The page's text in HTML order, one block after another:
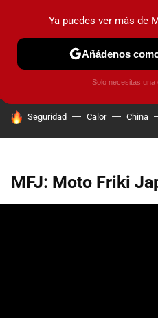
PRUEBAS COCHES
HOY SE HABLA DE
Seguridad Calor China
MFJ: Moto Friki
Ya puedes ver más de
Añádenos
Solo necesitas una